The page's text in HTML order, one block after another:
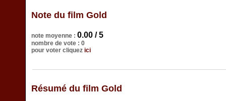
Note du film Gold
note moyenne : 0.00 / 5
nombre de vote : 0
pour voter cliquez ici
Résumé du film Gold